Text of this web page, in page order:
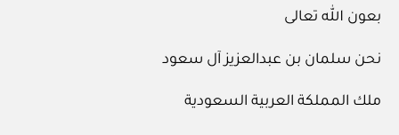
بعون الله تعالى
نحن سلمان بن عبدالعزيز آل سعود
ملك المملكة العربية السعودية